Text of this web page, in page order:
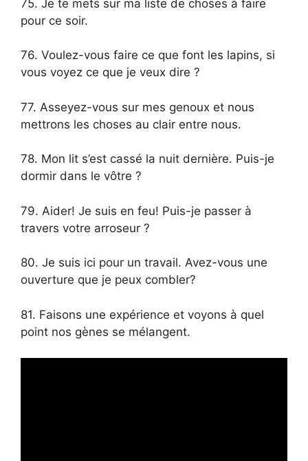
75. Je te mets sur ma liste de choses à faire
pour ce soir.
76. Voulez-vous faire ce que font les lapins, si
vous voyez ce que je veux dire ?
77. Asseyez-vous sur mes genoux et nous
mettrons les choses au clair entre nous.
78. Mon lit s’est cassé la nuit dernière. Puis-je
dormir dans le vôtre ?
79. Aider! Je suis en feu! Puis-je passer à
travers votre arroseur ?
80. Je suis ici pour un travail. Avez-vous une
ouverture que je peux combler?
81. Faisons une expérience et voyons à quel
point nos gènes se mélangent.